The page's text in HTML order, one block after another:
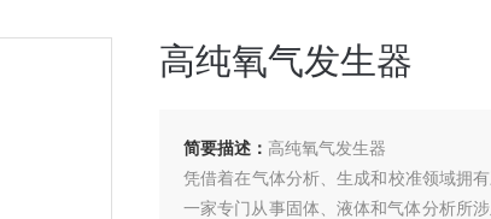
高纯氧气发生器
简要描述： 高纯氧气发生器
凭借着在气体分析、生成和校准领域拥
一家专门从事固体、液体和气体分析所